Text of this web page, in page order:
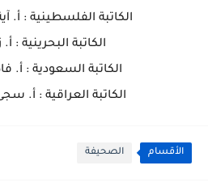
الكاتبة الفلسطينية : أ.
الكاتبة البحرينية :
الكاتبة السعودية : أ.
الكاتبة العراقية : أ.
الأقسام الصحيفة